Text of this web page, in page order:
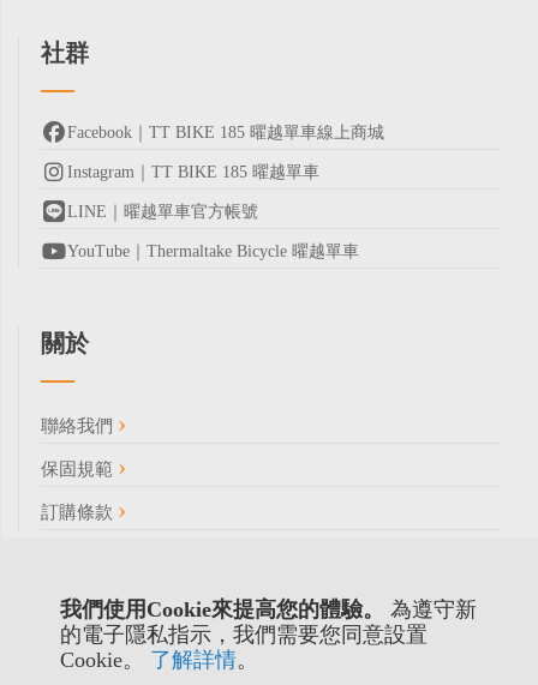
我們使用Cookie來提高您的體驗。
為遵守新
的電子隱私指示，我們需要您同意設置
Cookie。 了解詳情。
社群
Facebook｜TT BIKE 185 曜越單車線上商城
Instagram｜TT BIKE 185 曜越單車
LINE｜曜越單車官方帳號
YouTube｜Thermaltake Bicycle 曜越單車
關於
聯絡我們
保固規範
訂購條款